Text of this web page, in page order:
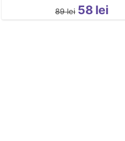
89 lei 58 lei